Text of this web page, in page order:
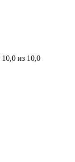
10,0 из 10,0